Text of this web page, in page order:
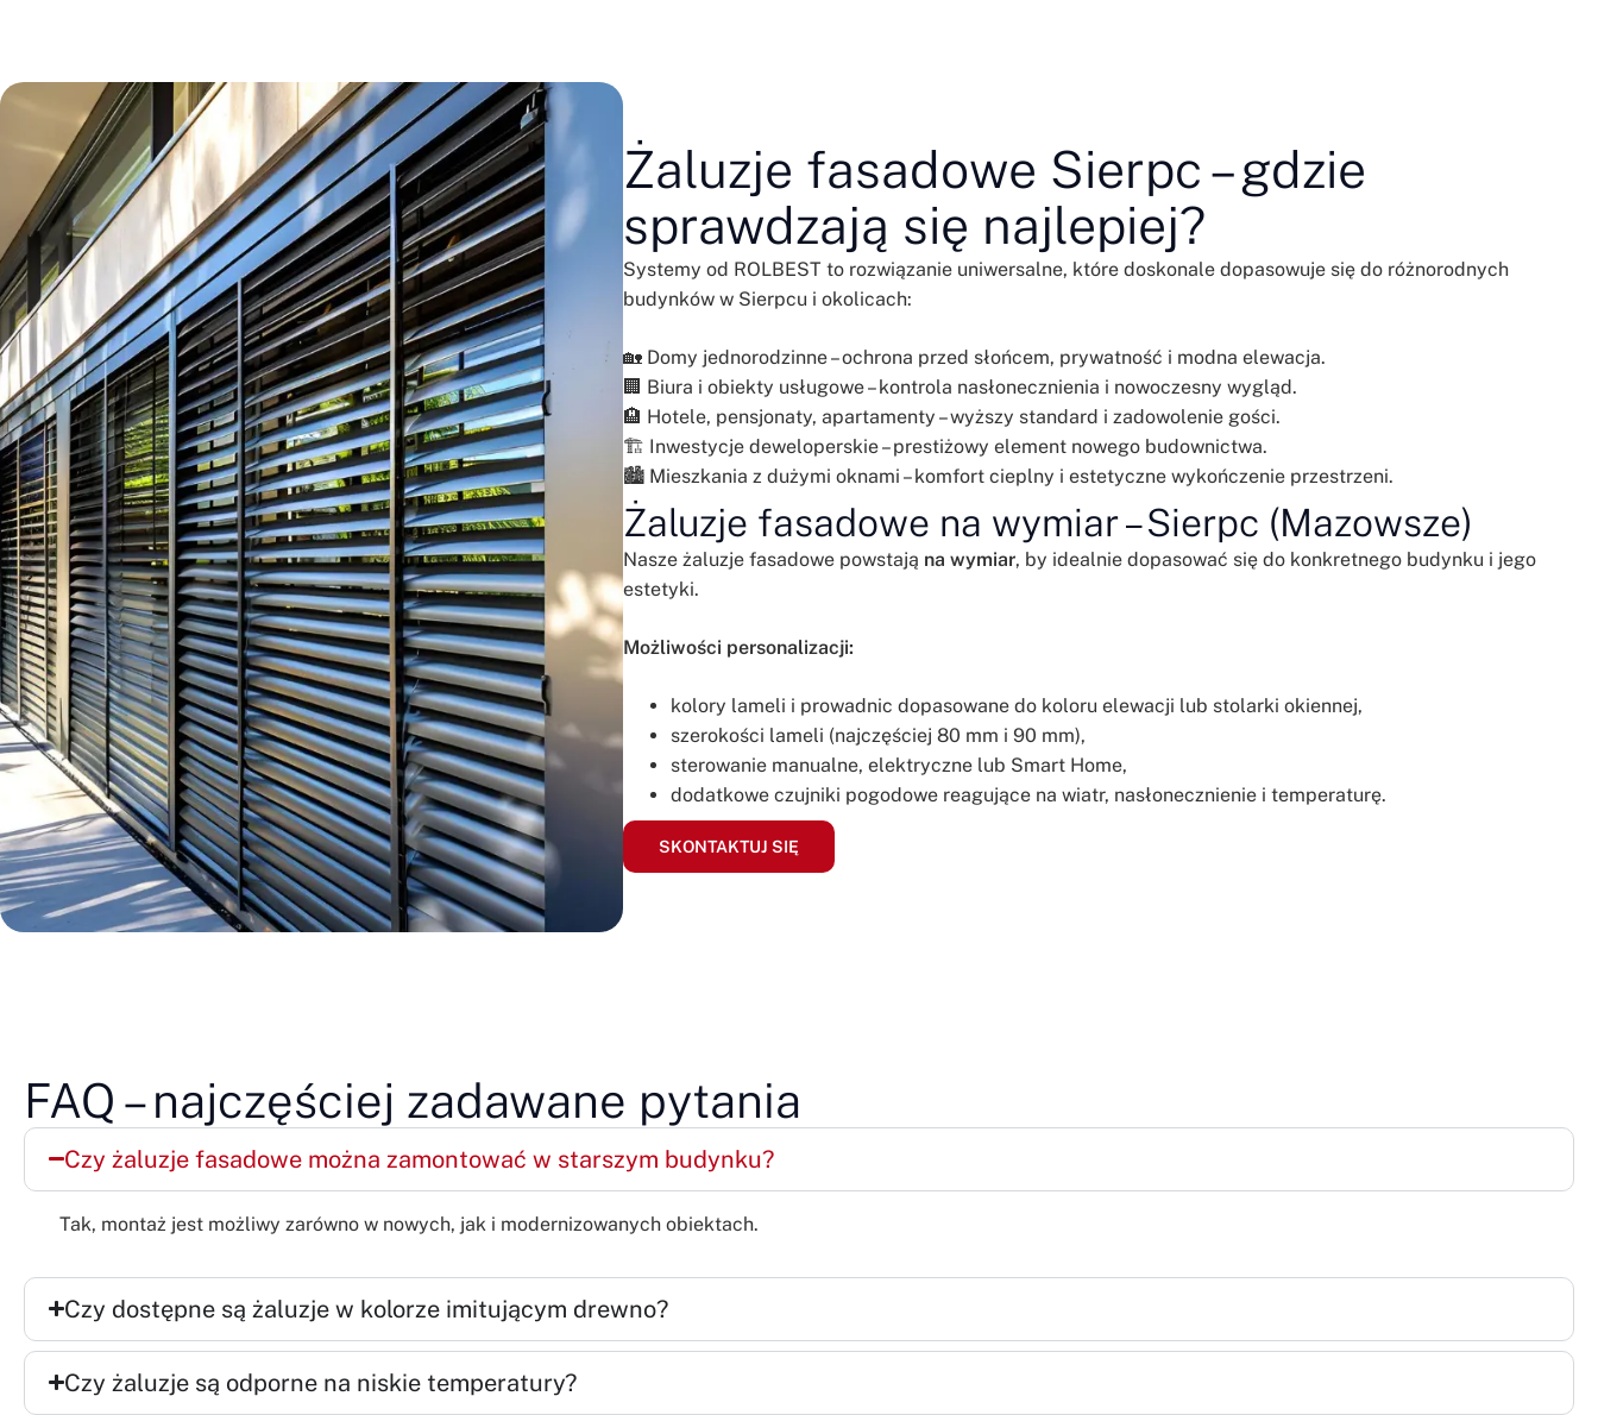
Żaluzje fasadowe Sierpc – gdzie
sprawdzają się najlepiej?
Systemy od ROLBEST to rozwiązanie uniwersalne, które doskonale dopasowuje się do różnorodnych
budynków w Sierpcu i okolicach:
🏡 Domy jednorodzinne – ochrona przed słońcem, prywatność i modna elewacja.
🏢 Biura i obiekty usługowe – kontrola nasłonecznienia i nowoczesny wygląd.
🏨 Hotele, pensjonaty, apartamenty – wyższy standard i zadowolenie gości.
🏗️ Inwestycje deweloperskie – prestiżowy element nowego budownictwa.
🏙️ Mieszkania z dużymi oknami – komfort cieplny i estetyczne wykończenie przestrzeni.
Żaluzje fasadowe na wymiar – Sierpc (Mazowsze)
Nasze żaluzje fasadowe powstają na wymiar, by idealnie dopasować się do konkretnego budynku i jego
estetyki.
Możliwości personalizacji:
kolory lameli i prowadnic dopasowane do koloru elewacji lub stolarki okiennej,
szerokości lameli (najczęściej 80 mm i 90 mm),
sterowanie manualne, elektryczne lub Smart Home,
dodatkowe czujniki pogodowe reagujące na wiatr, nasłonecznienie i temperaturę.
SKONTAKTUJ SIĘ
FAQ – najczęściej zadawane pytania
Czy żaluzje fasadowe można zamontować w starszym budynku?
Tak, montaż jest możliwy zarówno w nowych, jak i modernizowanych obiektach.
Czy dostępne są żaluzje w kolorze imitującym drewno?
Czy żaluzje są odporne na niskie temperatury?